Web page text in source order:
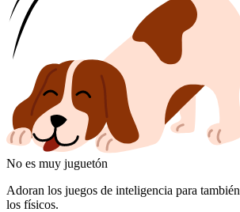
No es muy juguetón
Adoran los juegos de inteligencia para también
los físicos.